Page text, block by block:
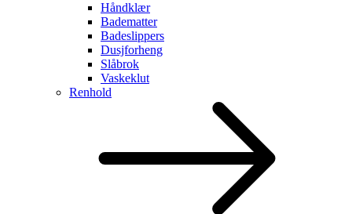
Håndklær
Badematter
Badeslippers
Dusjforheng
Slåbrok
Vaskeklut
Renhold